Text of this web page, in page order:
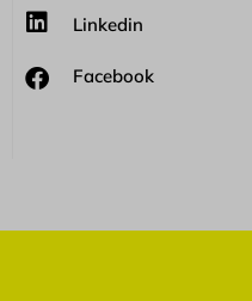
Linkedin
Facebook